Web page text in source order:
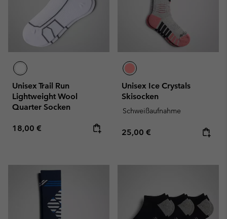
Unisex Trail Run
Lightweight Wool
Quarter Socken
Regular price:
18,00 €
Unisex Ice Crystals
Skisocken
Schweißaufnahme
Regular price:
25,00 €